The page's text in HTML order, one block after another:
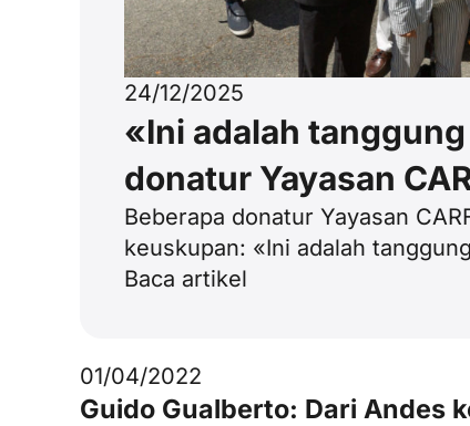
24/12/2025
«Ini adalah
donatur Yayasan
Beberapa donatur Yayasan
keuskupan: «Ini adalah
Baca artikel
01/04/2022
Guido Gualberto: Dari Andes